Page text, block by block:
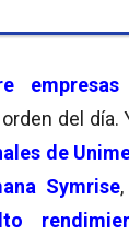
del día.
de
Symrise